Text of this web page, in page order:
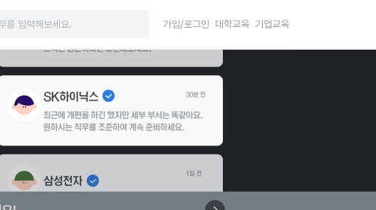
가입/로그인 대학교육 기업교육